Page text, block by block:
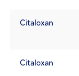
Citaloxan
Citaloxan